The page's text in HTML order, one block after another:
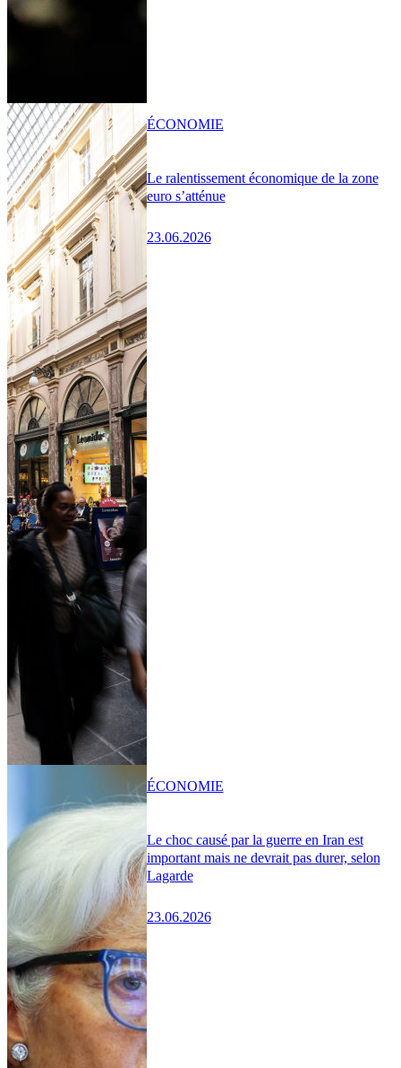
Le ralentissement économique de la zone
euro s’atténue
23.06.2026
ÉCONOMIE
Le choc causé par la guerre en Iran est
important mais ne devrait pas durer, selon
Lagarde
23.06.2026
ÉCONOMIE